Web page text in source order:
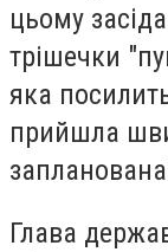
цьому
трішечки
яка
прийшла
Глава